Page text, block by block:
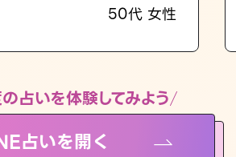
50代 女性
占いを体験してみよう
占いを開く